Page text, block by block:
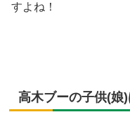
すよね！
高木ブーの子供(娘